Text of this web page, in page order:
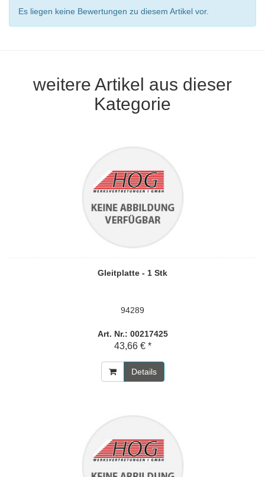
Es liegen keine Bewertungen zu diesem Artikel vor.
weitere Artikel aus dieser
Kategorie
Gleitplatte - 1 Stk
94289
Art. Nr.: 00217425
43,66 € *
Details